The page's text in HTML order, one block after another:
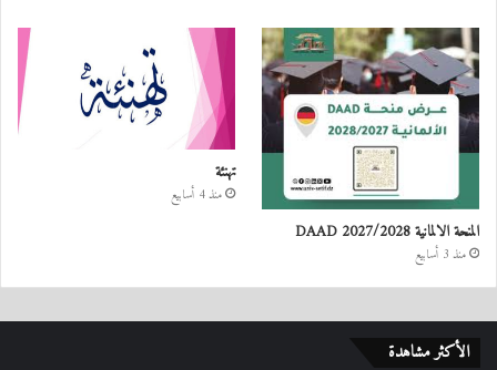
المنحة الالمانية DAAD 2027/2028
منذ 3 أسابيع
تهنئة
منذ 4 أسابيع
الأكثر مشاهدة